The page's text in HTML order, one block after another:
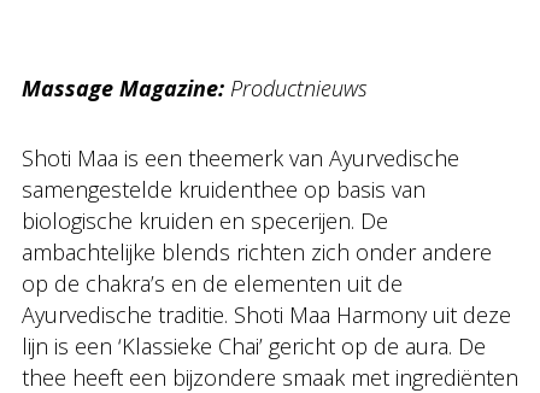
Massage Magazine: Productnieuws
Shoti Maa is een theemerk van Ayurvedische
samengestelde kruidenthee op basis van
biologische kruiden en specerijen. De
ambachtelijke blends richten zich onder andere
op de chakra’s en de elementen uit de
Ayurvedische traditie. Shoti Maa Harmony uit deze
lijn is een ‘Klassieke Chai’ gericht op de aura. De
thee heeft een bijzondere smaak met ingrediënten